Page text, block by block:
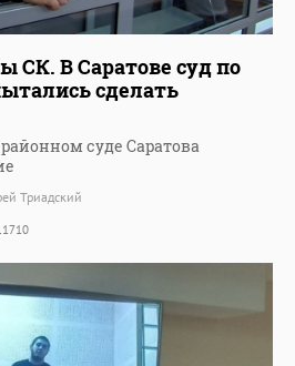
СК. В Саратове суд по
сделать
суде Саратова
Триадский